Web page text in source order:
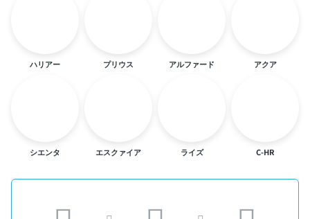
ハリアー プリウス アルファード アクア
シエンタ エスクァイア ライズ C-HR